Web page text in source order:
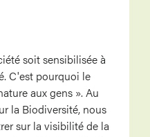
soit sensibilisée à
C'est pourquoi le
aux gens ». Au
la Biodiversité, nous
sur la visibilité de la